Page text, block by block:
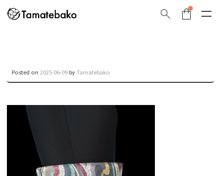
Posted on 2025-06-09 byTamatebako